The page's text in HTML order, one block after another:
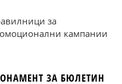
за
кампании
ЗА БЮЛЕТИН